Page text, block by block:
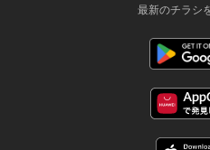
最新のチラシ